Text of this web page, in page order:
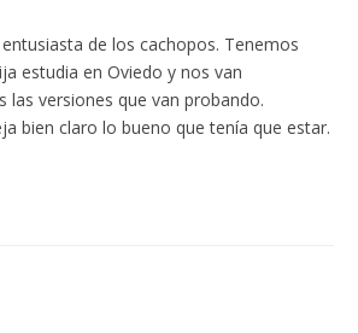
de los cachopos. Tenemos
estudia en Oviedo y nos van
las versiones que van probando.
bien claro lo bueno que tenía que estar.